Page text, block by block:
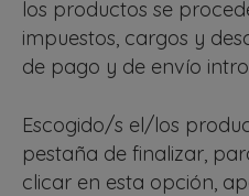
los productos se
impuestos, cargos y
de pago y de envío
Escogido/s el/los
pestaña de finalizar,
clicar en esta opción,